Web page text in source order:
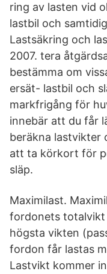
ring av lasten vid
lastbil och
Lastsäkring och
2007. tera
bestämma om
ersät- lastbil och
markfrigång för
innebär att du får
beräkna lastvikter
att ta körkort för
släp.
Maximilast.
fordonets
högsta vikten
fordon får lastas
Lastvikt kommer